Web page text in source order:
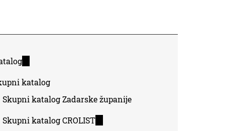
(link
external)
katalog
Skupni katalog Zadarske županije
Skupni katalog CROLIST(link